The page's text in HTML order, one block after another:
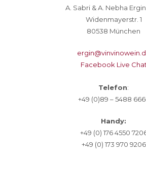
A. Sabri & A. Nebha
Widenmayerstr. 1
80538 München
Facebook Live
Telefon:
+49 (0)89 – 5488
Handy:
+49 (0) 176 4550
+49 (0) 173 970 9206